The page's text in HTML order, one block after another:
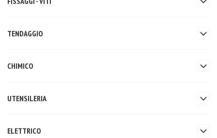
TENDAGGIO
CHIMICO
UTENSILERIA
ELETTRICO